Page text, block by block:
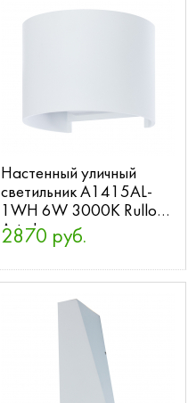
Настенный уличный
светильник A1415AL-
1WH 6W 3000K Rullo
Arte Lamp
2870 руб.